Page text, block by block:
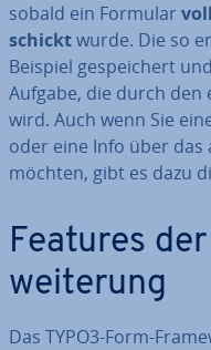
sobald ein Formular
schicktwurde. Die so
Beispiel ge­spei­chert
Aufgabe, die durch
wird. Auch wenn Sie
oder eine Info über
möchten, gibt es dazu
Features
wei­te­rung
Das TYPO3-Form-